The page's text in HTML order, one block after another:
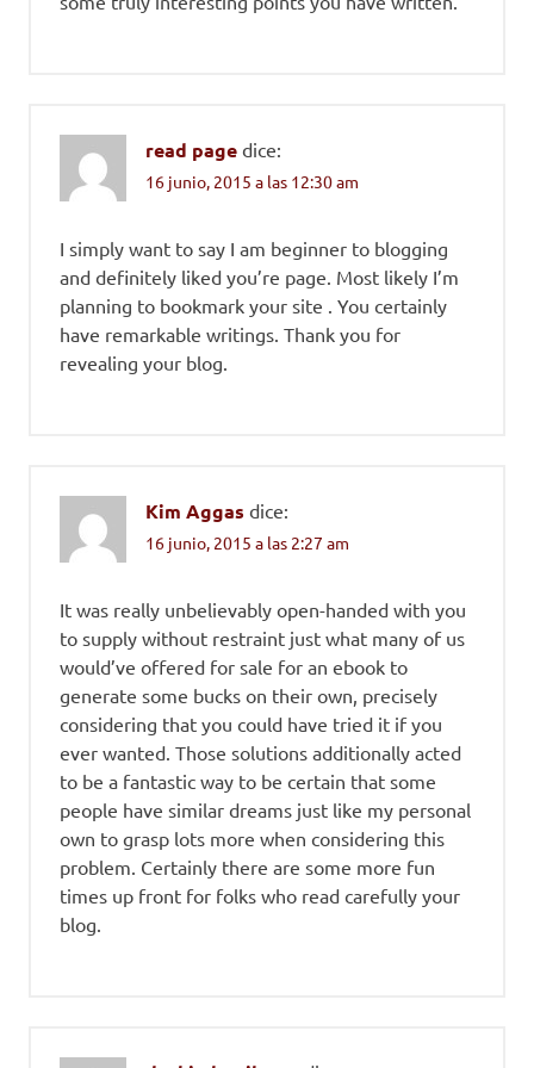
read page dice:
16 junio, 2015 a las 12:30 am
I simply want to say I am beginner to blogging
and definitely liked you’re page. Most likely I’m
planning to bookmark your site . You certainly
have remarkable writings. Thank you for
revealing your blog.
Kim Aggas dice:
16 junio, 2015 a las 2:27 am
It was really unbelievably open-handed with you
to supply without restraint just what many of us
would’ve offered for sale for an ebook to
generate some bucks on their own, precisely
considering that you could have tried it if you
ever wanted. Those solutions additionally acted
to be a fantastic way to be certain that some
people have similar dreams just like my personal
own to grasp lots more when considering this
problem. Certainly there are some more fun
times up front for folks who read carefully your
blog.